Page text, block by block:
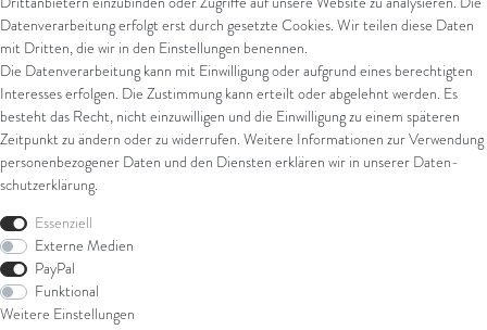
Kontaktformular
Arena in Arte GmbH
Marktgasse 2,
8600 Dübendorf
Tel: +41 44 821 60 40
E-Mail:info@goldschmiede-
arena.com
AGB
Impressum
Datenschutz
Widerrufsrecht
Zahlung und Versand
Widerrufsformular
Datenverarbeitung erfolgt erst durch gesetzte Cookies. Wir teilen diese Daten
mit Dritten, die wir in den Einstellungen benennen.
Die Datenverarbeitung kann mit Einwilligung oder aufgrund eines berechtigten
Interesses erfolgen. Die Zustimmung kann erteilt oder abgelehnt werden. Es
besteht das Recht, nicht einzuwilligen und die Einwilligung zu einem späteren
Zeitpunkt zu ändern oder zu widerrufen. Weitere Informationen zur Verwendung
personenbezogener Daten und den Diensten erklären wir in unserer Daten­
schutz­erklärung.
Essenziell
Externe Medien
PayPal
Funktional
Weitere Einstellungen